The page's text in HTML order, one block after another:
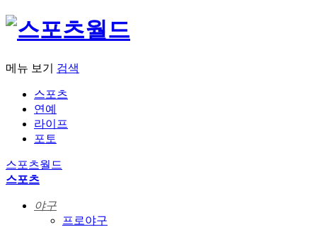
메뉴 보기 검색
스포츠
연예
라이프
포토
스포츠월드
스포츠
야구
프로야구